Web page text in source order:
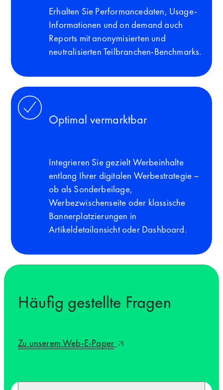
Erhalten Sie Performancedaten, Usage-
Informationen und on demand auch
Reports mit anonymisierten und
neutralisierten Teilbranchen-Benchmarks.
Optimal vermarktbar
Integrieren Sie gezielt Werbeinhalte
entlang Ihrer digitalen Werbestrategie –
ob als Sonderbeilage,
Werbezwischenseite oder klassische
Bannerplatzierungen in
Artikeldetailansicht oder Dashboard.
Häufig gestellte Fragen
Zu unserem Web-E-Paper